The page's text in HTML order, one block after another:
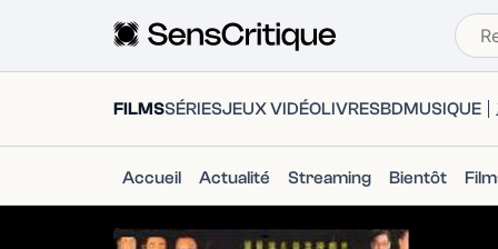
FILMSSÉRIESJEUX VIDÉOLIVRESBDMUSIQUE
Accueil Actualité Streaming Bientôt